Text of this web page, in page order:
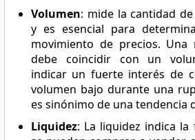
Volumen: mide la cantidad
y es esencial para
movimiento de precios.
debe coincidir con un
indicar un fuerte interés de
volumen bajo durante una
es sinónimo de una tendencia
Liquidez: La liquidez indica